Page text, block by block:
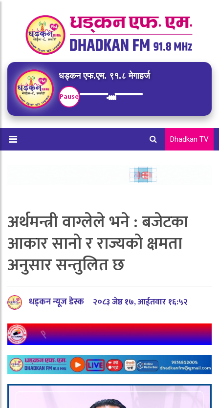
धड्कन एफ.एम. ९१.८ मेगाहर्ज
Pause
Dhadkan TV
अर्थमन्त्री वाग्लेले भने : बजेटका
आकार सानो र राज्यको क्षमता
अनुसार सन्तुलित छ
धड्कन न्यूज डेस्क २०८३ जेष्ठ १७, आईतवार १६:५२